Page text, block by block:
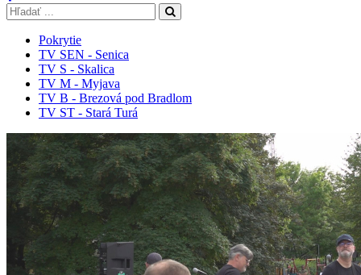
Pokrytie
TV SEN - Senica
TV S - Skalica
TV M - Myjava
TV B - Brezová pod Bradlom
TV ST - Stará Turá